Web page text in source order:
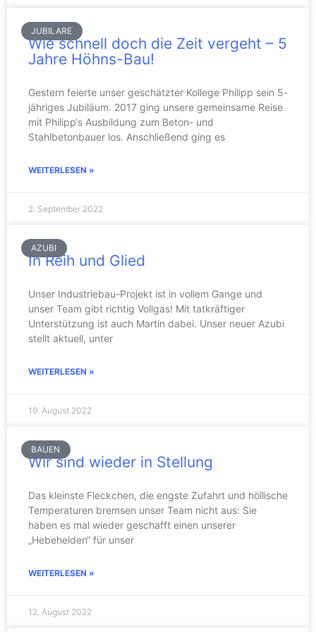
JUBILARE
Wie schnell doch die Zeit vergeht – 5
Jahre Höhns-Bau!
Gestern feierte unser geschätzter Kollege Philipp sein 5-
jähriges Jubiläum. 2017 ging unsere gemeinsame Reise
mit Philipp‘s Ausbildung zum Beton- und
Stahlbetonbauer los. Anschließend ging es
WEITERLESEN »
2. September 2022
AZUBI
In Reih und Glied
Unser Industriebau-Projekt ist in vollem Gange und
unser Team gibt richtig Vollgas! Mit tatkräftiger
Unterstützung ist auch Martin dabei. Unser neuer Azubi
stellt aktuell, unter
WEITERLESEN »
19. August 2022
BAUEN
Wir sind wieder in Stellung
Das kleinste Fleckchen, die engste Zufahrt und höllische
Temperaturen bremsen unser Team nicht aus: Sie
haben es mal wieder geschafft einen unserer
„Hebehelden“ für unser
WEITERLESEN »
12. August 2022